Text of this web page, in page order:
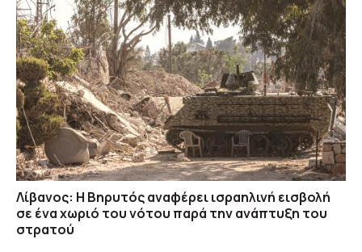
Λίβανος: Η Βηρυτός αναφέρει ισραηλινή εισβολή
σε ένα χωριό του νότου παρά την ανάπτυξη του
στρατού